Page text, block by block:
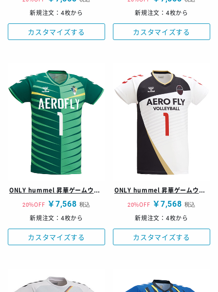
新規注文：4枚から
カスタマイズする
新規注文：4枚から
カスタマイズする
ONLY hummel 昇華ゲームウェア シャツ
20%OFF ￥7,568 税込
新規注文：4枚から
カスタマイズする
ONLY hummel 昇華ゲームウェア シャツ
20%OFF ￥7,568 税込
新規注文：4枚から
カスタマイズする